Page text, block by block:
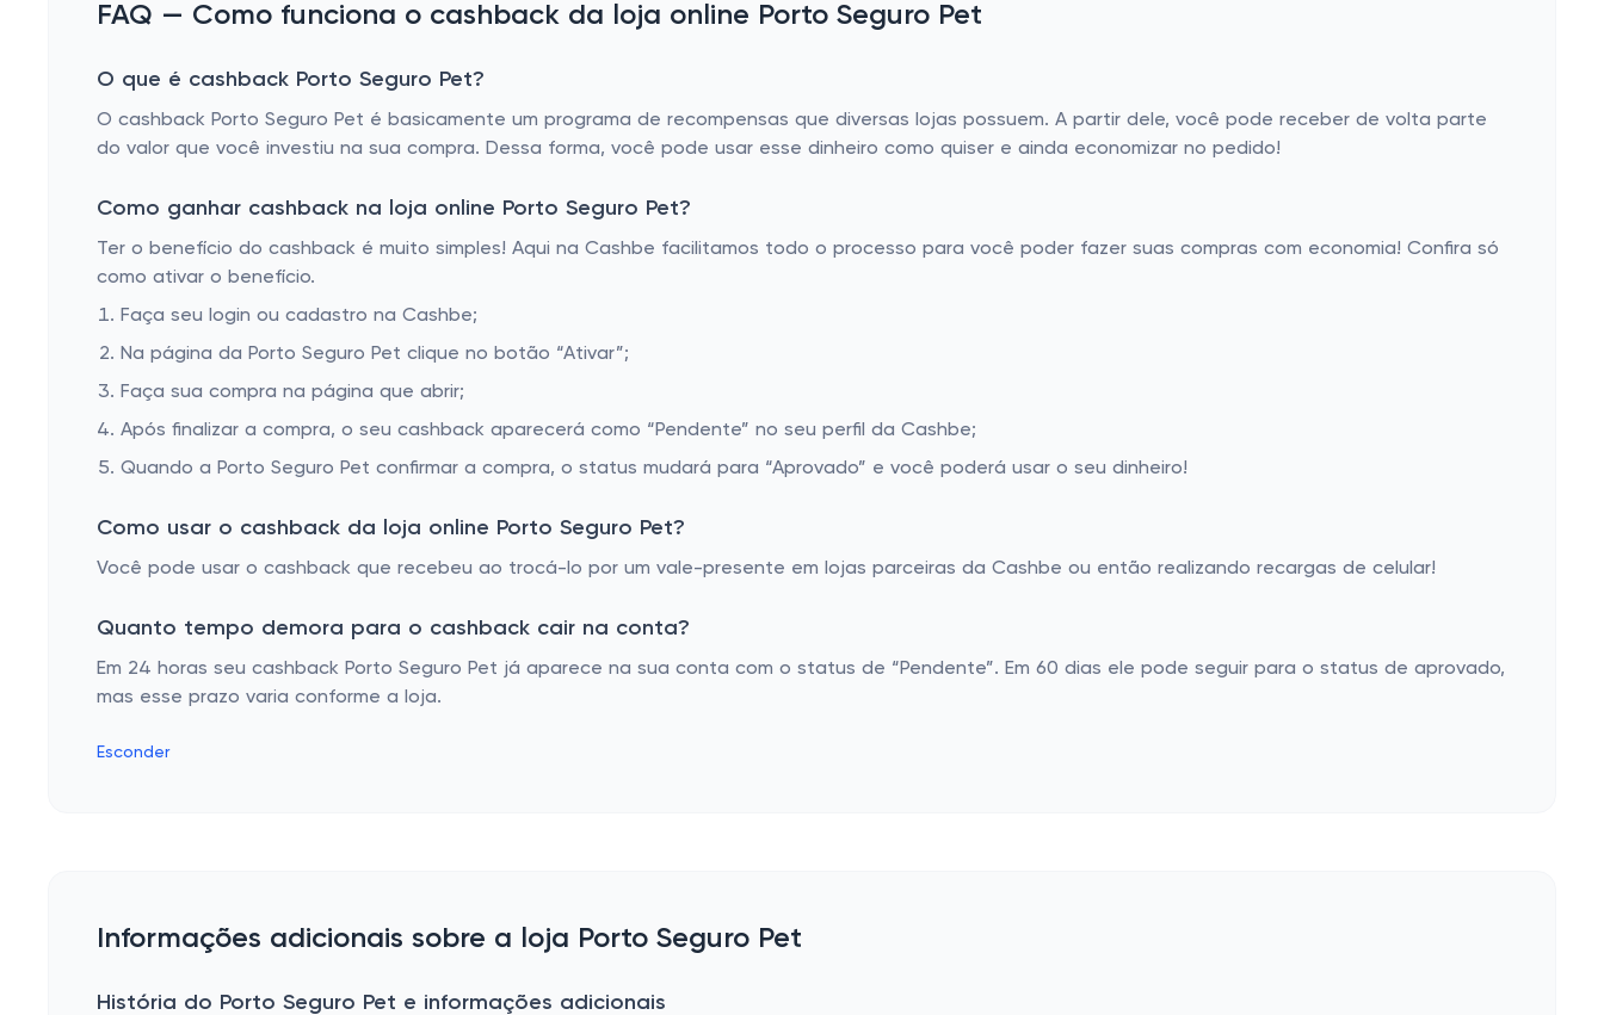
FAQ — Como funciona o cashback da loja online Porto Seguro Pet
O que é cashback Porto Seguro Pet?
O cashback Porto Seguro Pet é basicamente um programa de recompensas que diversas lojas possuem. A partir dele, você pode receber de volta parte
do valor que você investiu na sua compra. Dessa forma, você pode usar esse dinheiro como quiser e ainda economizar no pedido!
Como ganhar cashback na loja online Porto Seguro Pet?
Ter o benefício do cashback é muito simples! Aqui na Cashbe facilitamos todo o processo para você poder fazer suas compras com economia! Confira só
como ativar o benefício.
Faça seu login ou cadastro na Cashbe;
Na página da Porto Seguro Pet clique no botão “Ativar”;
Faça sua compra na página que abrir;
Após finalizar a compra, o seu cashback aparecerá como “Pendente” no seu perfil da Cashbe;
Quando a Porto Seguro Pet confirmar a compra, o status mudará para “Aprovado” e você poderá usar o seu dinheiro!
Como usar o cashback da loja online Porto Seguro Pet?
Você pode usar o cashback que recebeu ao trocá-lo por um vale-presente em lojas parceiras da Cashbe ou então realizando recargas de celular!
Quanto tempo demora para o cashback cair na conta?
Em 24 horas seu cashback Porto Seguro Pet já aparece na sua conta com o status de “Pendente”. Em 60 dias ele pode seguir para o status de aprovado,
mas esse prazo varia conforme a loja.
Esconder
Informações adicionais sobre a loja Porto Seguro Pet
História do Porto Seguro Pet e informações adicionais